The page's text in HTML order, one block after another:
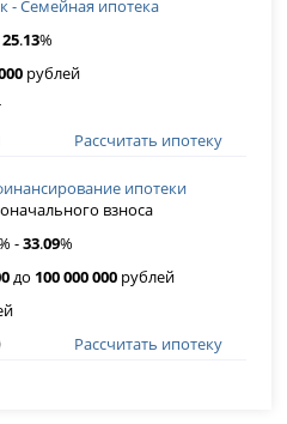
- Семейная ипотека
25.13%
рублей
Рассчитать ипотеку
ипотеки
взноса
-33.09%
до 100 000 000 рублей
Рассчитать ипотеку